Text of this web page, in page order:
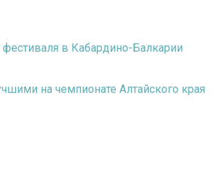
в Кабардино-Балкарии
на чемпионате Алтайского края